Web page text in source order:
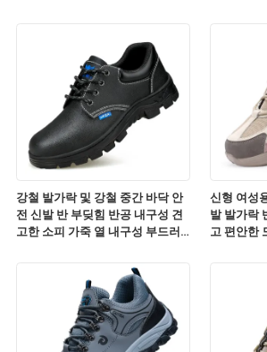
강철 발가락 및 강철 중간 바닥 안
전 신발 반 부딪힘 반공 내구성 견
고한 소피 가죽 열 내구성 부드러
신형 여성
발 발가락
고 편안한